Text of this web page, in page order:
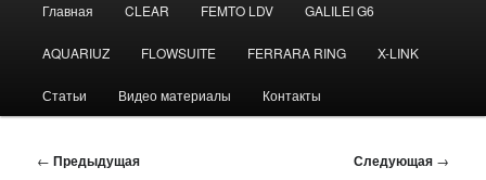
Перейти
к
основному
содержимому
Перейти
к
дополнительному
содержимому
Главная CLEAR FEMTO LDV GALILEI G6
AQUARIUZ FLOWSUITE FERRARA RING X-LINK
Статьи Видео материалы Контакты
Навигация
← Предыдущая Следующая →